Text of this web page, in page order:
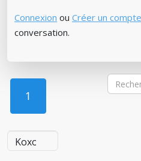
Connexion ou Créer un compte
conversation.
1